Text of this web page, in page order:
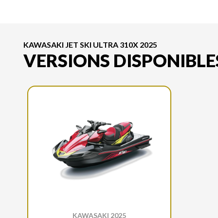
KAWASAKI JET SKI ULTRA 310X 2025
VERSIONS
KAWASAKI 2025